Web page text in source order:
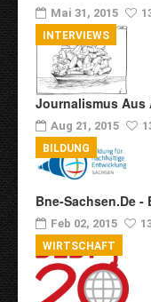
Mai 31, 2015
Journalismus
Aug 21, 2015
INTERVIEWS
Bne-Sachsen.de -
Feb 02, 2015
BILDUNG
WIRTSCHAFT